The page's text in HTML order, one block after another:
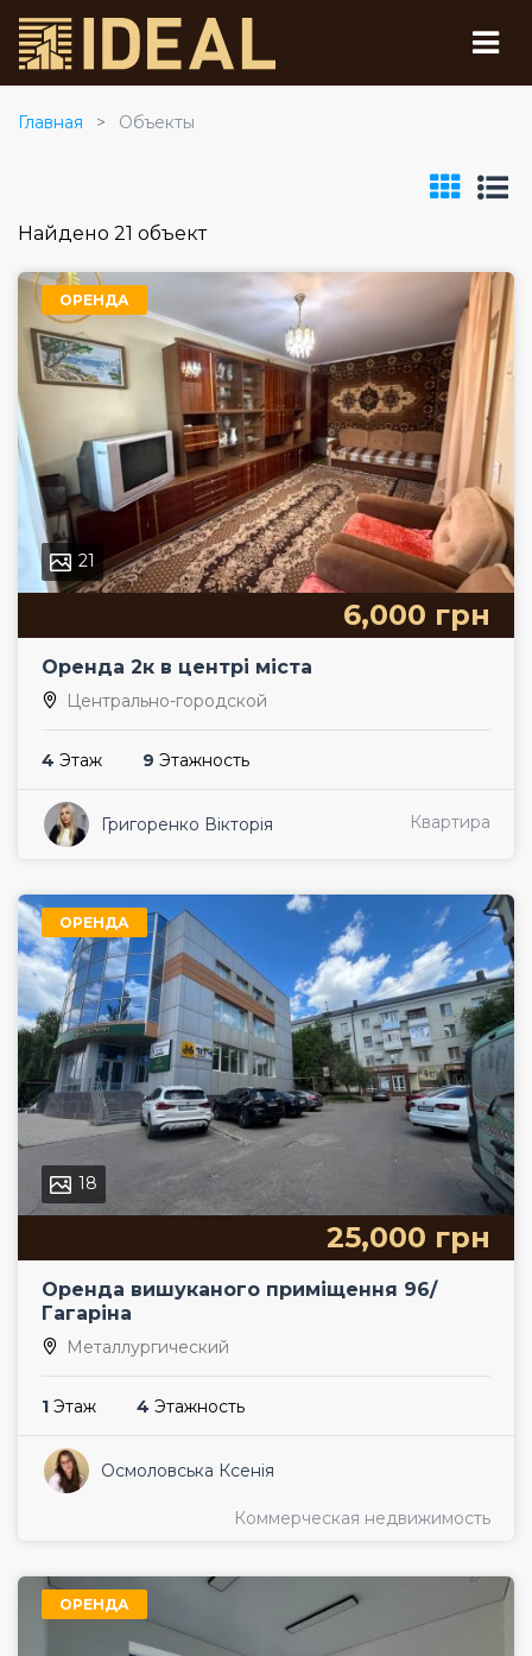
Главная Объекты
Найдено 21 объект
ОРЕНДА
21
6,000 грн
Оренда 2к в центрі міста
Центрально-городской
4 Этаж 9 Этажность
Григоренко Вікторія Квартира
ОРЕНДА
18
25,000 грн
Оренда вишуканого приміщення 96/
Гагаріна
Металлургический
1 Этаж 4 Этажность
Осмоловська Ксенія
Коммерческая недвижимость
ОРЕНДА